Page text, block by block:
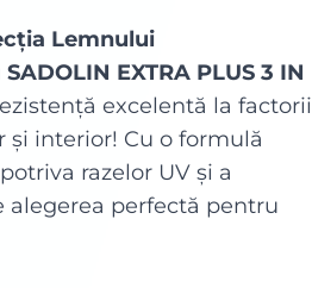
Lemnului
SADOLIN EXTRA PLUS 3 IN
excelentă la factorii
interior! Cu o formulă
razelor UV și a
alegerea perfectă pentru